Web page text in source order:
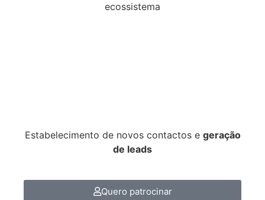
ecossistema
Estabelecimento de novos contactos e geração
de leads
Quero patrocinar